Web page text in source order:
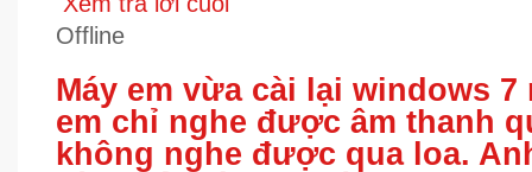
Offline
Máy em vừa cài lại windows
em chỉ nghe được âm thanh
không nghe được qua loa.